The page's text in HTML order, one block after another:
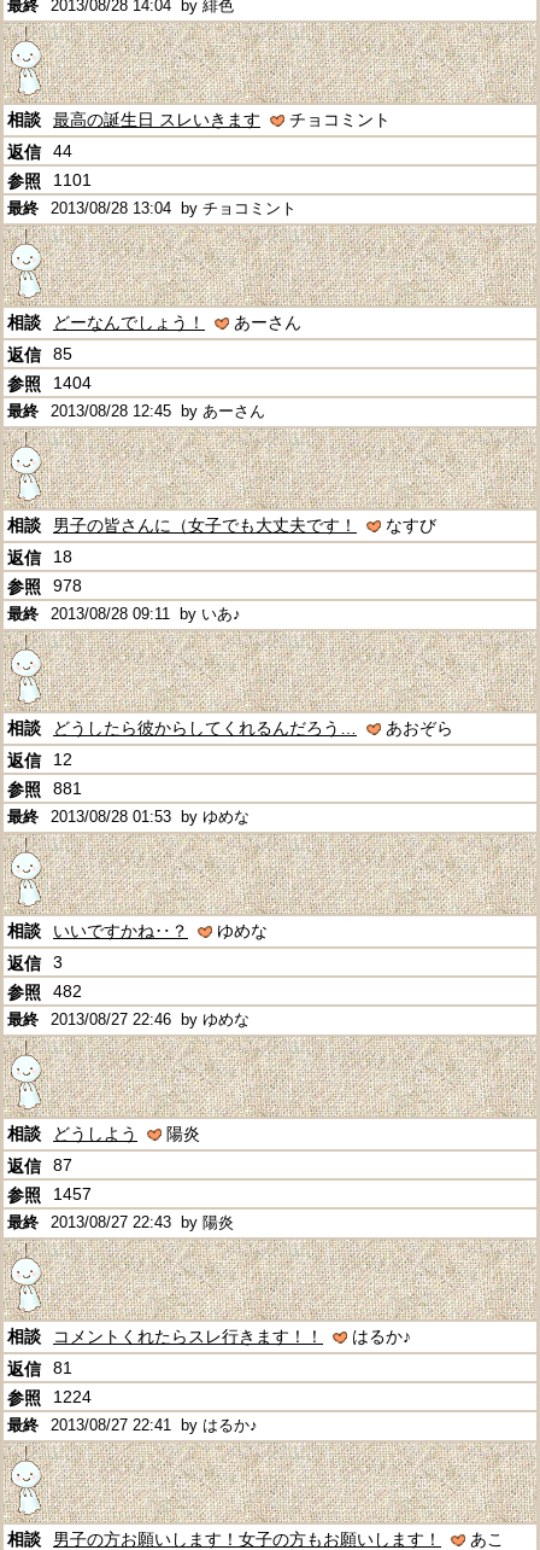
2013/08/28 14:04 by 緋色
最高の誕生日 スレいきます
チョコミント
44
1101
2013/08/28 13:04 by チョコミント
どーなんでしょう！
あーさん
85
1404
2013/08/28 12:45 by あーさん
男子の皆さんに（女子でも大丈夫です！
なすび
18
978
2013/08/28 09:11 by いあ♪
どうしたら彼からしてくれるんだろう…
あおぞら
12
881
2013/08/28 01:53 by ゆめな
いいですかね‥？
ゆめな
3
482
2013/08/27 22:46 by ゆめな
どうしよう
陽炎
87
1457
2013/08/27 22:43 by 陽炎
コメントくれたらスレ行きます！！
はるか♪
81
1224
2013/08/27 22:41 by はるか♪
男子の方お願いします！女子の方もお願いします！
あこ